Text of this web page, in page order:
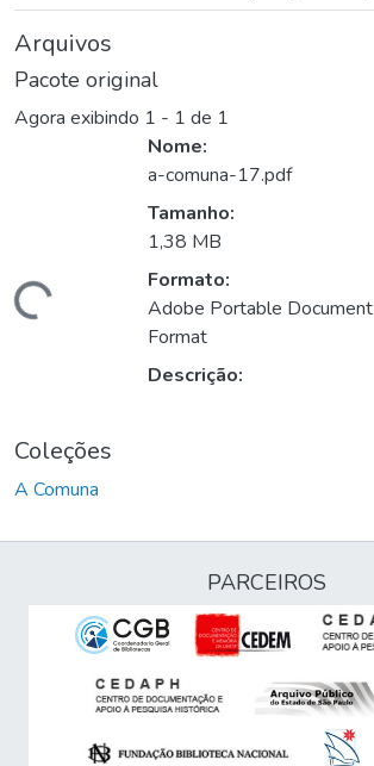
Arquivos
Pacote original
Agora exibindo 1 - 1 de 1
Nome:
a-comuna-17.pdf
Tamanho:
1,38 MB
Formato:
Adobe Portable Document
Format
Descrição:
Coleções
A Comuna
PARCEIROS